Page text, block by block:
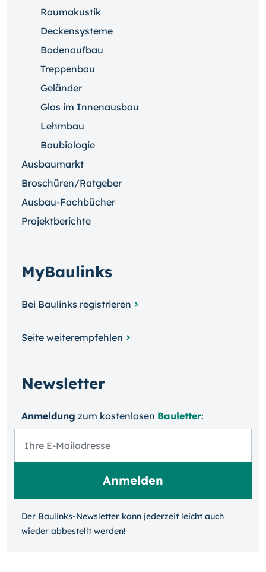
Raumakustik
Deckensysteme
Bodenaufbau
Treppenbau
Geländer
Glas im Innenausbau
Lehmbau
Baubiologie
Ausbaumarkt
Broschüren/Ratgeber
Ausbau-Fachbücher
Projektberichte
MyBaulinks
Bei Baulinks registrieren
Seite weiterempfehlen
Newsletter
Anmeldung zum kosten­losen Bauletter:
Der Baulinks-Newsletter kann jeder­zeit leicht auch
wieder ab­bestellt werden!